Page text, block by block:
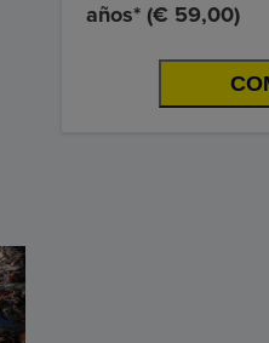
años* (€ 59,00)